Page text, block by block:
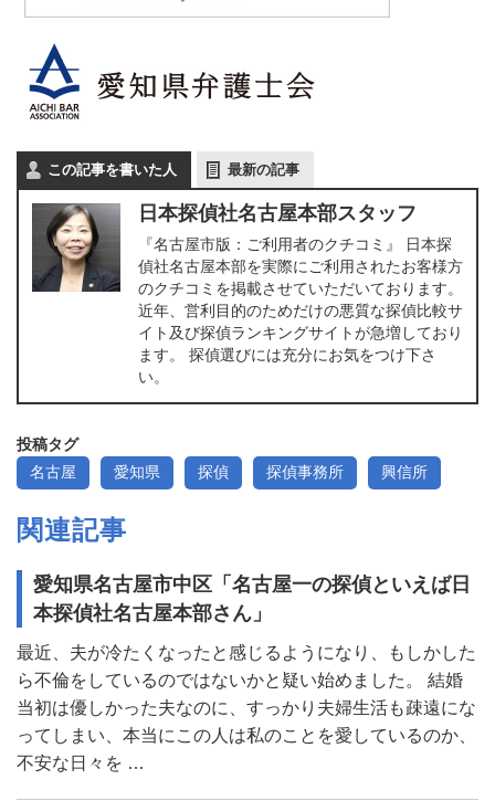
この記事を書いた人 最新の記事
日本探偵社名古屋本部スタッフ
『名古屋市版：ご利用者のクチコミ』 日本探
偵社名古屋本部を実際にご利用されたお客様方
のクチコミを掲載させていただいております。
近年、営利目的のためだけの悪質な探偵比較サ
イト及び探偵ランキングサイトが急増しており
ます。 探偵選びには充分にお気をつけ下さ
い。
投稿タグ
名古屋
愛知県 探偵 探偵事務所 興信所
関連記事
愛知県名古屋市中区「名古屋一の探偵といえば日
本探偵社名古屋本部さん」
最近、夫が冷たくなったと感じるようになり、もしかした
ら不倫をしているのではないかと疑い始めました。 結婚
当初は優しかった夫なのに、すっかり夫婦生活も疎遠にな
ってしまい、本当にこの人は私のことを愛しているのか、
不安な日々を …